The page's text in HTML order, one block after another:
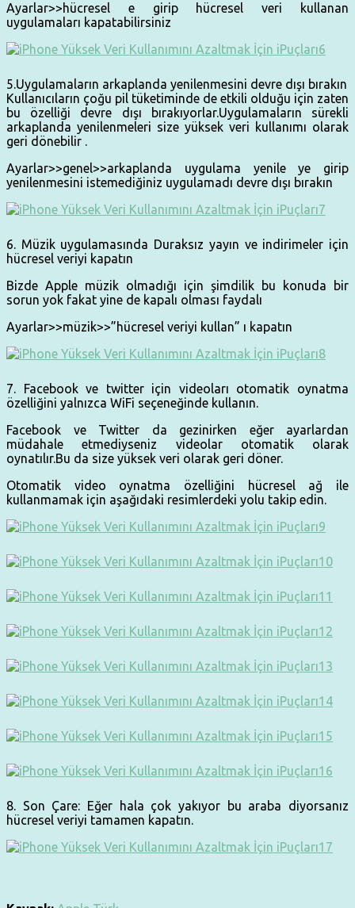
Ayarlar>>hücresel e girip hücresel veri kullanan
uygulamaları kapatabilirsiniz
5.Uygulamaların arkaplanda yenilenmesini devre dışı bırakın
Kullanıcıların çoğu pil tüketiminde de etkili olduğu için zaten
bu özelliği devre dışı bırakıyorlar.Uygulamaların sürekli
arkaplanda yenilenmeleri size yüksek veri kullanımı olarak
geri dönebilir .
Ayarlar>>genel>>arkaplanda uygulama yenile ye girip
yenilenmesini istemediğiniz uygulamadı devre dışı bırakın
6. Müzik uygulamasında Duraksız yayın ve indirimeler için
hücresel veriyi kapatın
Bizde Apple müzik olmadığı için şimdilik bu konuda bir
sorun yok fakat yine de kapalı olması faydalı
Ayarlar>>müzik>>”hücresel veriyi kullan” ı kapatın
7. Facebook ve twitter için videoları otomatik oynatma
özelliğini yalnızca WiFi seçeneğinde kullanın.
Facebook ve Twitter da gezinirken eğer ayarlardan
müdahale etmediyseniz videolar otomatik olarak
oynatılır.Bu da size yüksek veri olarak geri döner.
Otomatik video oynatma özelliğini hücresel ağ ile
kullanmamak için aşağıdaki resimlerdeki yolu takip edin.
8. Son Çare: Eğer hala çok yakıyor bu araba diyorsanız
hücresel veriyi tamamen kapatın.